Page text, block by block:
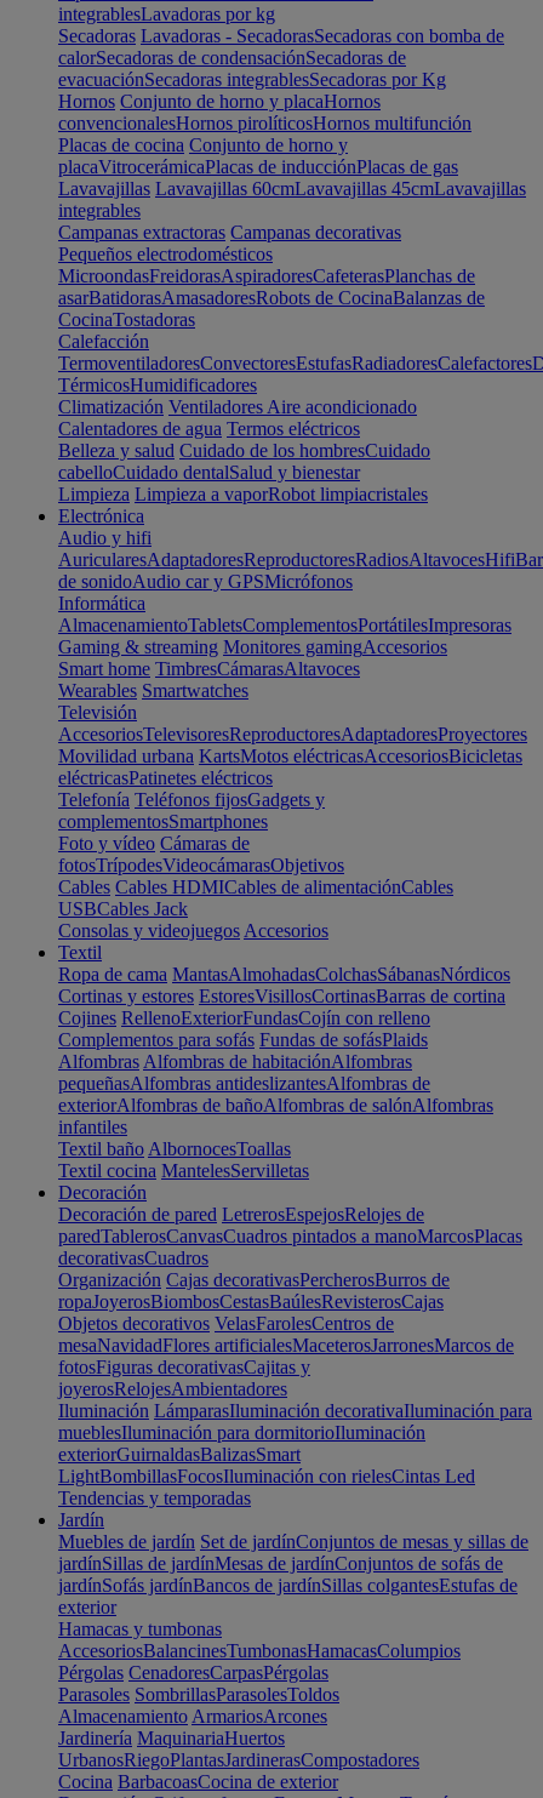
integrablesLavadoras por kg
Secadoras Lavadoras - SecadorasSecadoras con bomba de
calorSecadoras de condensaciónSecadoras de
evacuaciónSecadoras integrablesSecadoras por Kg
Hornos Conjunto de horno y placaHornos
convencionalesHornos pirolíticosHornos multifunción
Placas de cocina Conjunto de horno y
placaVitrocerámicaPlacas de inducciónPlacas de gas
Lavavajillas Lavavajillas 60cmLavavajillas 45cmLavavajillas
integrables
Campanas extractoras Campanas decorativas
Pequeños electrodomésticos
MicroondasFreidorasAspiradoresCafeterasPlanchas de
asarBatidorasAmasadoresRobots de CocinaBalanzas de
CocinaTostadoras
Calefacción
TermoventiladoresConvectoresEstufasRadiadoresCalefactores
TérmicosHumidificadores
Climatización Ventiladores Aire acondicionado
Calentadores de agua Termos eléctricos
Belleza y salud Cuidado de los hombresCuidado
cabelloCuidado dentalSalud y bienestar
Limpieza Limpieza a vaporRobot limpiacristales
Electrónica
Audio y hifi
AuricularesAdaptadoresReproductoresRadiosAltavocesHifi
de sonidoAudio car y GPSMicrófonos
Informática
AlmacenamientoTabletsComplementosPortátilesImpresoras
Gaming & streaming Monitores gamingAccesorios
Smart home TimbresCámarasAltavoces
Wearables Smartwatches
Televisión
AccesoriosTelevisoresReproductoresAdaptadoresProyectores
Movilidad urbana KartsMotos eléctricasAccesoriosBicicletas
eléctricasPatinetes eléctricos
Telefonía Teléfonos fijosGadgets y
complementosSmartphones
Foto y vídeo Cámaras de
fotosTrípodesVideocámarasObjetivos
Cables Cables HDMICables de alimentaciónCables
USBCables Jack
Consolas y videojuegos Accesorios
Textil
Ropa de cama MantasAlmohadasColchasSábanasNórdicos
Cortinas y estores EstoresVisillosCortinasBarras de cortina
Cojines RellenoExteriorFundasCojín con relleno
Complementos para sofás Fundas de sofásPlaids
Alfombras Alfombras de habitaciónAlfombras
pequeñasAlfombras antideslizantesAlfombras de
exteriorAlfombras de bañoAlfombras de salónAlfombras
infantiles
Textil baño AlbornocesToallas
Textil cocina MantelesServilletas
Decoración
Decoración de pared LetrerosEspejosRelojes de
paredTablerosCanvasCuadros pintados a manoMarcosPlacas
decorativasCuadros
Organización Cajas decorativasPercherosBurros de
ropaJoyerosBiombosCestasBaúlesRevisterosCajas
Objetos decorativos VelasFarolesCentros de
mesaNavidadFlores artificialesMaceterosJarronesMarcos de
fotosFiguras decorativasCajitas y
joyerosRelojesAmbientadores
Iluminación LámparasIluminación decorativaIluminación para
mueblesIluminación para dormitorioIluminación
exteriorGuirnaldasBalizasSmart
LightBombillasFocosIluminación con rielesCintas Led
Tendencias y temporadas
Jardín
Muebles de jardín Set de jardínConjuntos de mesas y sillas de
jardínSillas de jardínMesas de jardínConjuntos de sofás de
jardínSofás jardínBancos de jardínSillas colgantesEstufas de
exterior
Hamacas y tumbonas
AccesoriosBalancinesTumbonasHamacasColumpios
Pérgolas CenadoresCarpasPérgolas
Parasoles SombrillasParasolesToldos
Almacenamiento ArmariosArcones
Jardinería MaquinariaHuertos
UrbanosRiegoPlantasJardinerasCompostadores
Cocina BarbacoasCocina de exterior